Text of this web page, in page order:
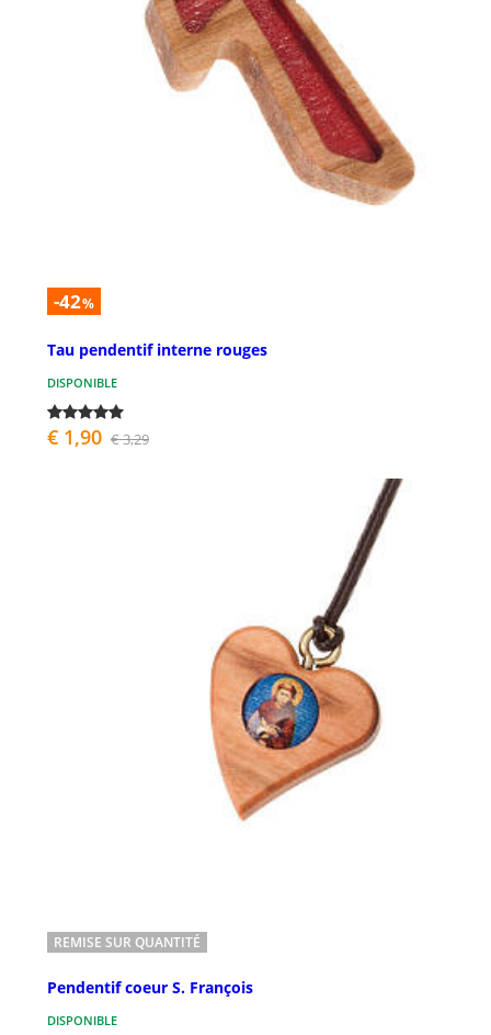
-42%
Tau pendentif interne rouges
DISPONIBLE
€ 1,90 € 3,29
REMISE SUR QUANTITÉ
Pendentif coeur S. François
DISPONIBLE